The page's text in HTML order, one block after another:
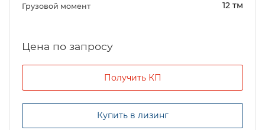
Грузовой момент 12 тм
Цена по запросу
Получить КП
Купить в лизинг